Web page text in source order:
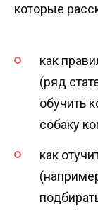
которые
как
(ряд
обучить
собаку
как